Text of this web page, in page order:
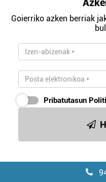
Goierriko azken berriak
Pribatutasun